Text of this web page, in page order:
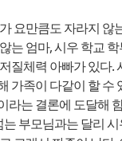
요만큼도 자라지 않
는 엄마, 시우 학교
질체력 아빠가 있다.
가족이 다같이 할 수
라는 결론에 도달해
는 부모님과는 달리